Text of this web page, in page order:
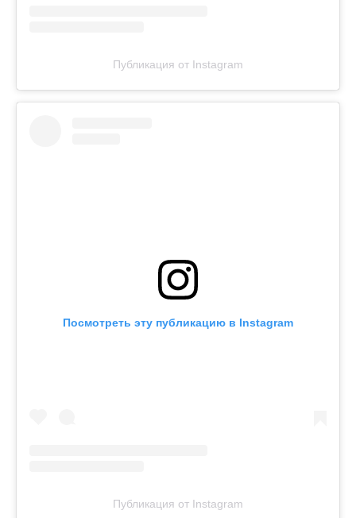
Публикация от Instagram
Посмотреть эту публикацию в Instagram
Публикация от Instagram